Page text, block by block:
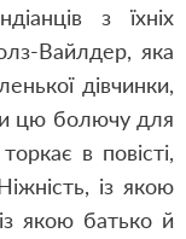
з їхніх
Вайлдер, яка
дівчинки,
цю болючу для
в повісті,
із якою
якою батько й